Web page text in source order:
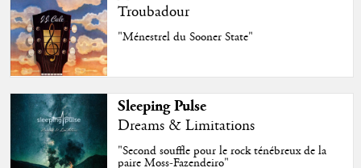
Troubadour
"Ménestrel du Sooner State"
Sleeping Pulse
Dreams & Limitations
"Second souffle pour le rock ténébreux de la
paire Moss-Fazendeiro"